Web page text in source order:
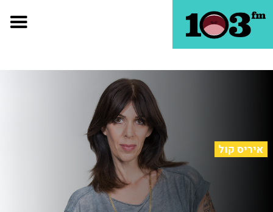
איריס קול